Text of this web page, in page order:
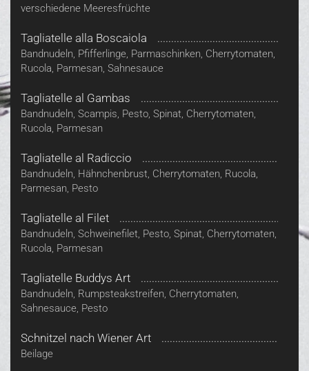
verschiedene Meeresfrüchte
Tagliatelle alla Boscaiola
Bandnudeln, Pfifferlinge, Parmaschinken, Cherrytomaten,
Rucola, Parmesan, Sahnesauce
Tagliatelle al Gambas
Bandnudeln, Scampis, Pesto, Spinat, Cherrytomaten,
Rucola, Parmesan
Tagliatelle al Radiccio
Bandnudeln, Hähnchenbrust, Cherrytomaten, Rucola,
Parmesan, Pesto
Tagliatelle al Filet
Bandnudeln, Schweinefilet, Pesto, Spinat, Cherrytomaten,
Rucola, Parmesan
Tagliatelle Buddys Art
Bandnudeln, Rumpsteakstreifen, Cherrytomaten,
Sahnesauce, Pesto
Schnitzel nach Wiener Art
Beilage